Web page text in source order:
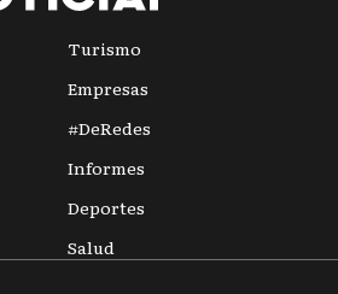
Turismo
Empresas
#DeRedes
Informes
Deportes
Salud